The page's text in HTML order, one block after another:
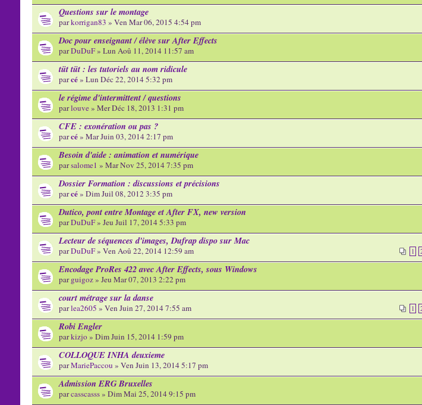
Questions sur le montage
parkorrigan83 » Ven Mar 06, 2015 4:54 pm
Doc pour enseignant / élève sur After Effects
parDuDuF» Lun Aoû 11, 2014 11:57 am
tüt tüt : les tutoriels au nom ridicule
parcé» Lun Déc 22, 2014 5:32 pm
le régime d'intermittent / questions
parlouve» Mer Déc 18, 2013 1:31 pm
CFE : exonération ou pas ?
parcé» Mar Juin 03, 2014 2:17 pm
Besoin d'aide : animation et numérique
parsalome1 » Mar Nov 25, 2014 7:35 pm
Dossier Formation : discussions et précisions
parcé» Dim Juil 08, 2012 3:35 pm
Dutico, pont entre Montage et After FX, new version
parDuDuF» Jeu Juil 17, 2014 5:33 pm
Lecteur de séquences d'images, Dufrap dispo sur Mac
1
parDuDuF» Ven Aoû 22, 2014 12:59 am
Encodage ProRes 422 avec After Effects, sous Windows
parguigoz» Jeu Mar 07, 2013 2:22 pm
court métrage sur la danse
1
parlea2605 » Ven Juin 27, 2014 7:55 am
Robi Engler
parkizjo» Dim Juin 15, 2014 1:59 pm
COLLOQUE INHA deuxieme
parMariePaccou » Ven Juin 13, 2014 5:17 pm
Admission ERG Bruxelles
parcasscasss» Dim Mai 25, 2014 9:15 pm